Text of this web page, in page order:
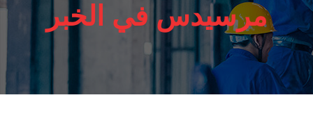
مرسيدس في الخبر